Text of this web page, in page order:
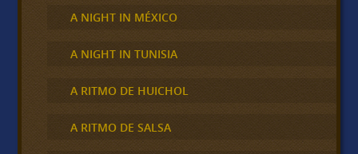
A NIGHT IN MÉXICO
A NIGHT IN TUNISIA
A RITMO DE HUICHOL
A RITMO DE SALSA